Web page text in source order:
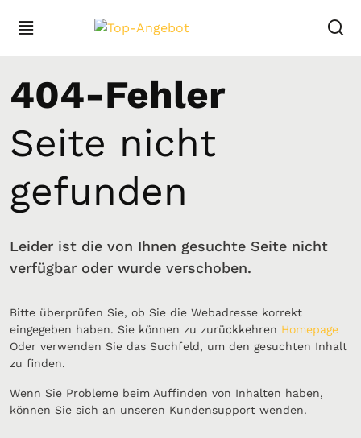
404-Fehler
Seite nicht
gefunden
Leider ist die von Ihnen gesuchte Seite nicht
verfügbar oder wurde verschoben.
Bitte überprüfen Sie, ob Sie die Webadresse korrekt
eingegeben haben. Sie können zu zurückkehren Homepage
Oder verwenden Sie das Suchfeld, um den gesuchten Inhalt
zu finden.
Wenn Sie Probleme beim Auffinden von Inhalten haben,
können Sie sich an unseren Kundensupport wenden.